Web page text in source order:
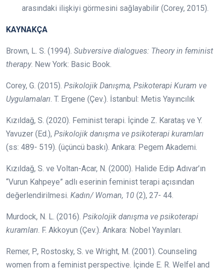
arasındaki ilişkiyi görmesini sağlayabilir (Corey, 2015).
KAYNAKÇA
Brown, L. S. (1994). Subversive dialogues: Theory in feminist
therapy. New York: Basic Book.
Corey, G. (2015). Psikolojik Danışma, Psikoterapi Kuram ve
Uygulamaları . T. Ergene (Çev.). İstanbul: Metis Yayıncılık
Kızıldağ, S. (2020). Feminist terapi. İçinde Z. Karataş ve Y.
Yavuzer (Ed.), Psikolojik danışma ve psikoterapi kuramları
(ss: 489- 519). (üçüncü baskı). Ankara: Pegem Akademi.
Kızıldağ, S. ve Voltan-Acar, N. (2000). Halide Edip Adıvar’ın
“Vurun Kahpeye” adlı eserinin feminist terapi açısından
değerlendirilmesi. Kadın/ Woman, 10 (2), 27- 44.
Murdock, N. L. (2016). Psikolojik danışma ve psikoterapi
kuramları . F. Akkoyun (Çev.). Ankara: Nobel Yayınları.
Remer, P., Rostosky, S. ve Wright, M. (2001). Counseling
women from a feminist perspective. İçinde E. R. Welfel and